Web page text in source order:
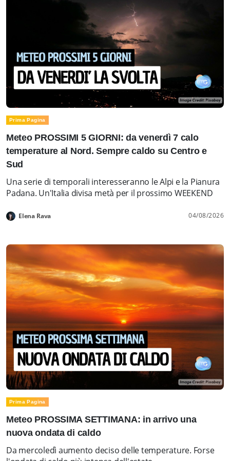
Prima Pagina
Meteo PROSSIMI 5 GIORNI: da venerdì 7 calo
temperature al Nord. Sempre caldo su Centro e
Sud
Una serie di temporali interesseranno le Alpi e la Pianura
Padana. Un'Italia divisa metà per il prossimo WEEKEND
Elena Rava 04/08/2026
Prima Pagina
Meteo PROSSIMA SETTIMANA: in arrivo una
nuova ondata di caldo
Da mercoledì aumento deciso delle temperature. Forse